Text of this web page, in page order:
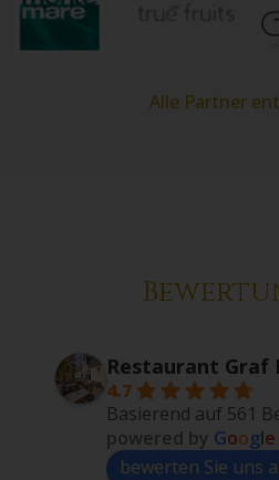
Alle Partner
Restaurant Graf
4.7
Basierend auf 561
powered by Google
bewerten Sie uns